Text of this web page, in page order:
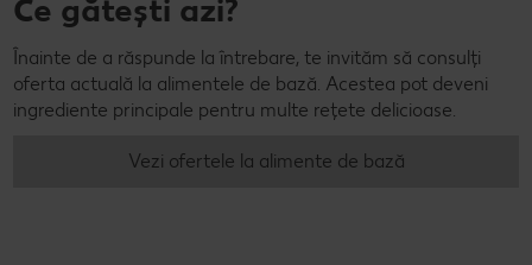
Ce gătești azi?
Înainte de a răspunde la întrebare, te invităm să consulți
oferta actuală la alimentele de bază. Acestea pot deveni
ingrediente principale pentru multe rețete delicioase.
Vezi ofertele la alimente de bază